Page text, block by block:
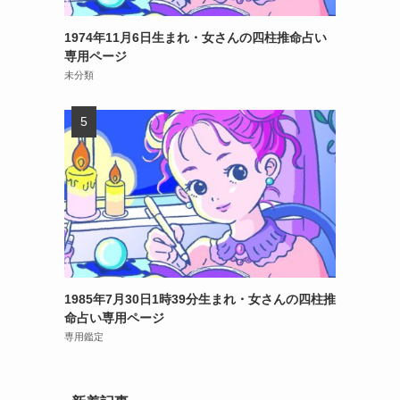
1974年11月6日生まれ・女さんの四柱推命占い
専用ページ
未分類
1985年7月30日1時39分生まれ・女さんの四柱推
命占い専用ページ
専用鑑定